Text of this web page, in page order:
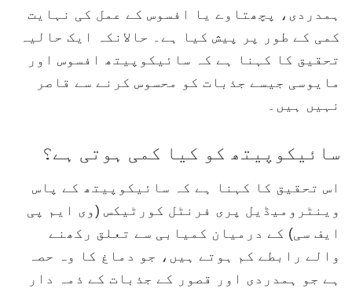
ہمدردی، پچھتاوے یا افسوس کے عمل کی نہایت
کمی کے طور پر پیش کیا ہے۔ حالانکہ ایک حالیہ
تحقیق کا کہنا ہے کہ سائیکوپیتھ افسوس اور
مایوسی جیسے جذبات کو محسوس کرنے سے قاصر
نہیں ہیں۔
سائیکوپیتھ کو کیا کمی ہوتی ہے؟
اس تحقیق کا کہنا ہے کہ سائیکوپیتھ کے پاس
وینٹرومیڈیل پری فرنٹل کورٹیکس (وی ایم پی
ایف سی) کے درمیان کمیابی سے تعلق رکھنے
والے رابطے کم ہوتے ہیں، جو دماغ کا وہ حصہ
ہے جو ہمدردی اور قصور کے جذبات کے ذمہ دار